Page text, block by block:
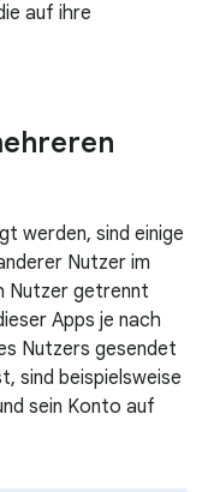
auf ihre
werden, sind einige
Nutzer im
Nutzer getrennt
Apps je nach
Nutzers gesendet
sind beispielsweise
sein Konto auf